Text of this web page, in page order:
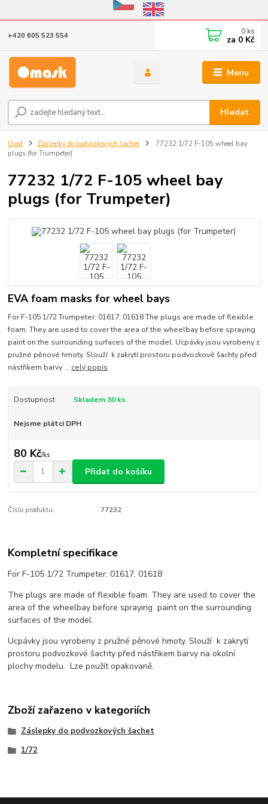
Eshop v provozu do 31.10.2026
Menu
Hledat
+420 605 523 554 0 ks
za 0 Kč
Úvod Záslepky do podvozkových šachet
77232 1/72 F-105 wheel bay
plugs (for Trumpeter)
77232 1/72 F-105 wheel bay
plugs (for Trumpeter)
EVA foam masks for wheel bays
For F-105 1/72 Trumpeter: 01617, 01618 The plugs are made of flexible
foam. They are used to cover the area of the wheelbay before spraying
paint on the surrounding surfaces of the model. Ucpávky jsou vyrobeny z
pružné pěnové hmoty. Slouží k zakrytí prostoru podvozkové šachty před
nástřikem barvy ... celý popis
Dostupnost Skladem 30 ks
Nejsme plátci DPH
80 Kč/ks
Přidat do košíku
Číslo produktu: 77232
Kompletní specifikace
For F-105 1/72 Trumpeter: 01617, 01618
The plugs are made of flexible foam. They are used to cover the
area of the wheelbay before spraying paint on the surrounding
surfaces of the model.
Ucpávky jsou vyrobeny z pružné pěnové hmoty. Slouží k zakrytí
prostoru podvozkové šachty před nástřikem barvy na okolní
plochy modelu. Lze použít opakovaně.
Zboží zařazeno v kategoriích
Záslepky do podvozkových šachet
1/72